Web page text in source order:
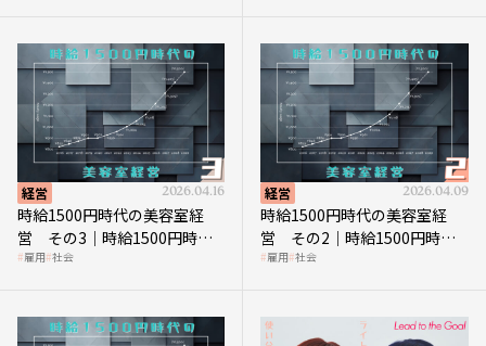
経営 2026.04.16
時給1500円時代の美容室経
営 その3｜時給1500円時
代、美容業はどのような影響
雇用 社会
経営 2026.04.09
時給1500円時代の美容室経
営 その2｜時給1500円時代
に支払う給与はいくらなのか
雇用 社会